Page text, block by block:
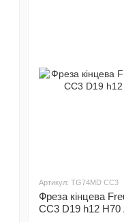
Артикул: TG74MD CC3
Фреза кінцева
CC3 D19 h12 H70